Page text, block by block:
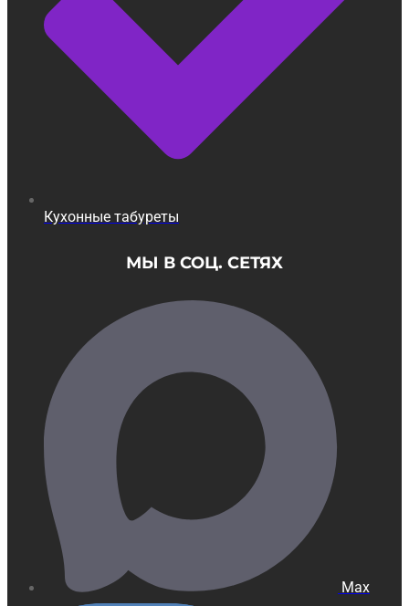
Кухонные табуреты
МЫ В СОЦ. СЕТЯХ
Max